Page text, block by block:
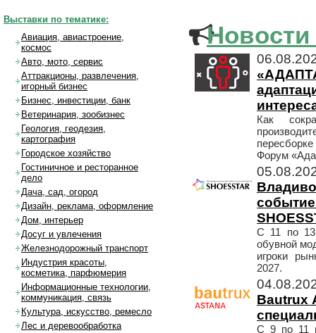
Как
Форум
С 11 по 13
обувной
игроки
2027.
Bautrux
С 9 по 11
Выставки по тематике:
Авиация, авиастроение,
космос
Авто, мото, сервис
Аттракционы, развлечения,
игорный бизнес
Бизнес, инвестиции, банк
Ветеринария, зообизнес
Геология, геодезия,
картография
Городское хозяйство
Гостиничное и ресторанное
дело
Дача, сад, огород
Дизайн, реклама, оформление
Дом, интерьер
Досуг и увлечения
Железнодорожный транспорт
Индустрия красоты,
косметика, парфюмерия
Информационные технологии,
коммуникация, связь
Культура, искусство, ремесло
Лес и деревообработка